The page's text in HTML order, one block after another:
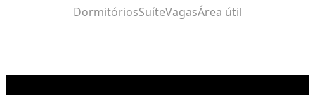
DormitóriosSuíteVagasÁrea útil